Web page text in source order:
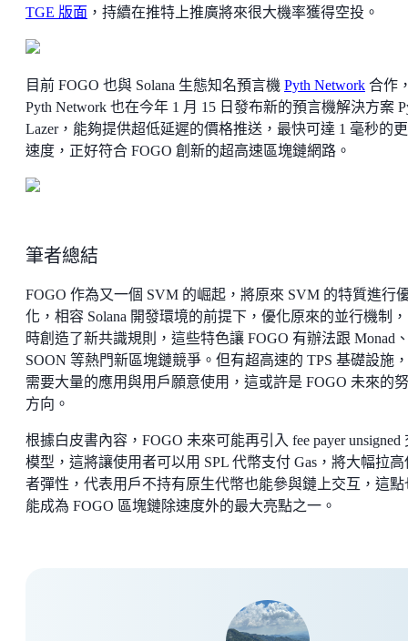
TGE 版面 ，持續在推特上推廣將來很大機率獲得空投。
目前 FOGO 也與 Solana 生態知名預言機 Pyth Network 合作
Pyth Network 也在今年 1 月 15 日發布新的預言機解決方案
Lazer，能夠提供超低延遲的價格推送，最快可達 1 毫秒的
速度，正好符合 FOGO 創新的超高速區塊鏈網路。
筆者總結
FOGO 作為又一個 SVM 的崛起，將原來 SVM 的特質進行
化，相容 Solana 開發環境的前提下，優化原來的並行機制
時創造了新共識規則，這些特色讓 FOGO 有辦法跟 Monad
SOON 等熱門新區塊鏈競爭。但有超高速的 TPS 基礎設施
需要大量的應用與用戶願意使用，這或許是 FOGO 未來的
方向。
根據白皮書內容，FOGO 未來可能再引入 fee payer unsigned
模型，這將讓使用者可以用 SPL 代幣支付 Gas，將大幅拉高
者彈性，代表用戶不持有原生代幣也能參與鏈上交互，這點
能成為 FOGO 區塊鏈除速度外的最大亮點之一。